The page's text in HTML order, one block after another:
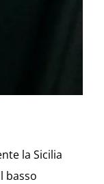
la Sicilia
basso